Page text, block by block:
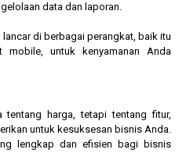
data dan laporan.
di berbagai perangkat, baik itu
mobile, untuk kenyamanan Anda
harga, tetapi tentang fitur,
untuk kesuksesan bisnis Anda.
lengkap dan efisien bagi bisnis